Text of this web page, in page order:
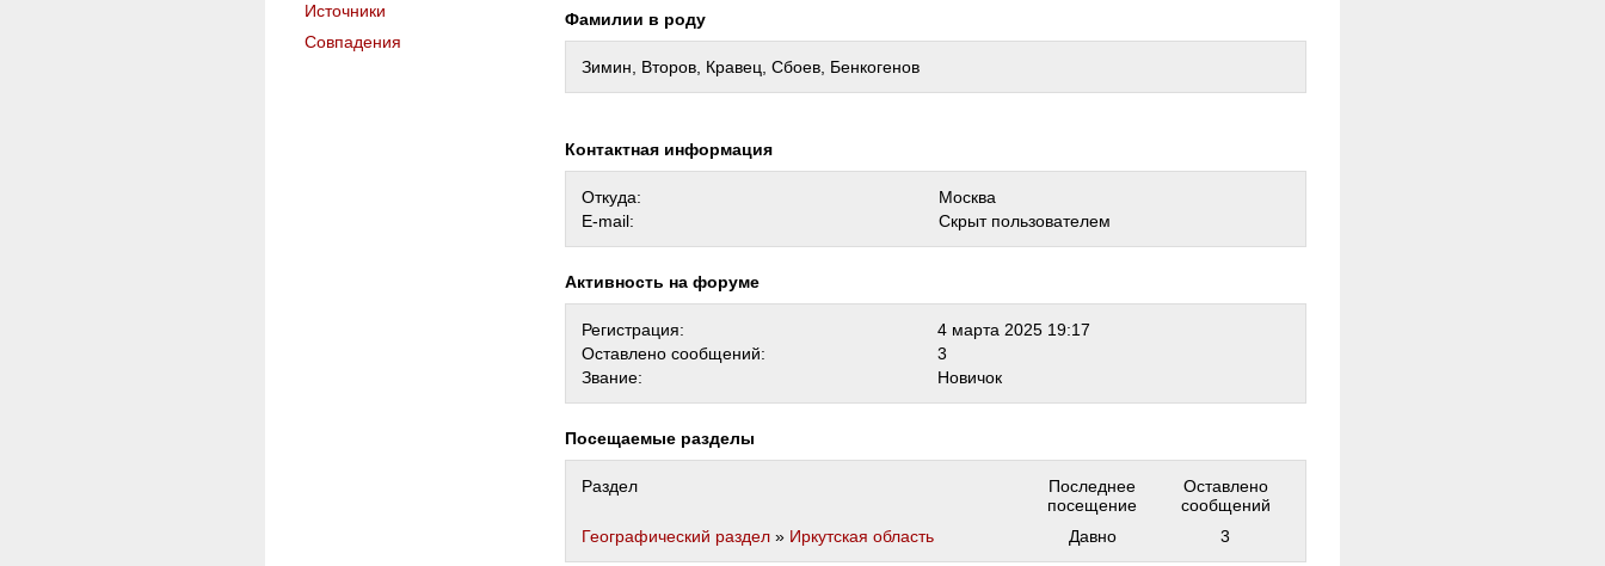
Источники
Совпадения
Фамилии в роду
Зимин, Второв, Кравец, Сбоев, Бенкогенов
Контактная информация
Откуда:
Москва
E-mail:
Скрыт пользователем
Активность на форуме
Регистрация:
4 марта 2025 19:17
Оставлено сообщений:
3
Звание:
Новичок
Посещаемые разделы
Раздел
Последнее
посещение
Оставлено
сообщений
Географический раздел » Иркутская область Давно 3